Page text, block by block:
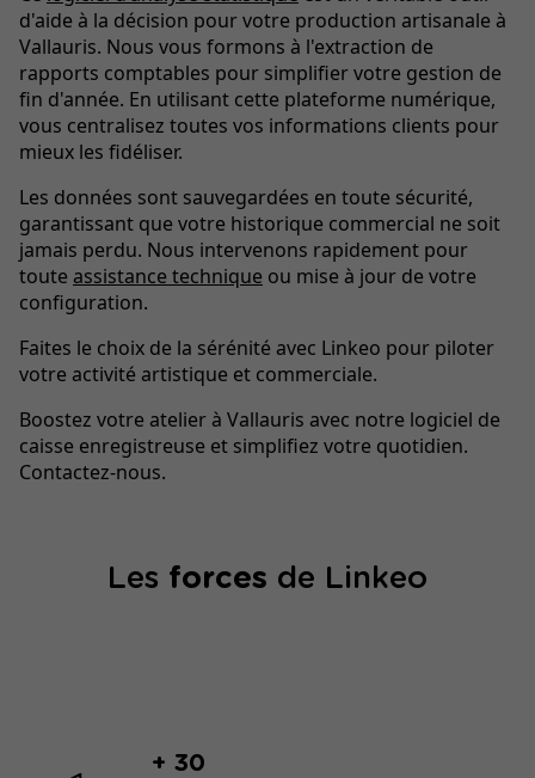
d'aide à la décision pour votre production artisanale à
Vallauris. Nous vous formons à l'extraction de
rapports comptables pour simplifier votre gestion de
fin d'année. En utilisant cette plateforme numérique,
vous centralisez toutes vos informations clients pour
mieux les fidéliser.
Les données sont sauvegardées en toute sécurité,
garantissant que votre historique commercial ne soit
jamais perdu. Nous intervenons rapidement pour
toute assistance technique ou mise à jour de votre
configuration.
Faites le choix de la sérénité avec Linkeo pour piloter
votre activité artistique et commerciale.
Boostez votre atelier à Vallauris avec notre logiciel de
caisse enregistreuse et simplifiez votre quotidien.
Contactez-nous.
Les forces de Linkeo
+ 30